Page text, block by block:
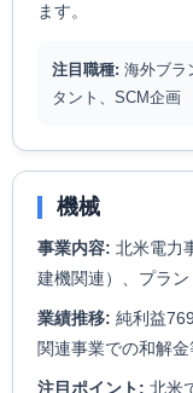
ます。
注目職種: 海外ブラ
タント、SCM企画
機械
事業内容: 北米電力
建機関連）、プラン
業績推移: 純利益
関連事業での和解金
注目ポイント: 北米